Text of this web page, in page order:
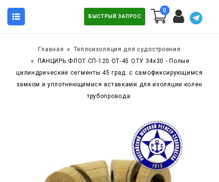
БЫСТРЫЙ ЗАПРОС
0
Главная
Теплоизоляция для судостроения
ПАНЦИРЬ.ФЛОТ.СП-120 ОТ-45 ОТУ 34x30 - Полые
цилиндрические сегменты 45 град. с самофиксирующимся
замком и уплотняющимися вставками для изоляции колен
трубопровода.